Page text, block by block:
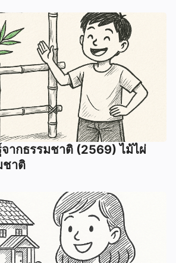
ากธรรมชาติ (2569) ไม้ไผ่
ชาติ